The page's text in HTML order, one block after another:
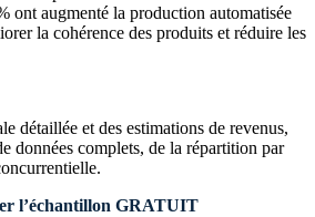
ont augmenté la production automatisée
la cohérence des produits et réduire les
détaillée et des estimations de revenus,
données complets, de la répartition par
.
l’échantillon GRATUIT